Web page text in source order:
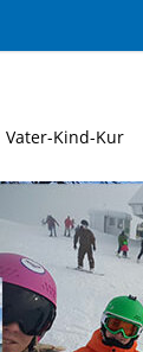
Vater-Kind-Kur